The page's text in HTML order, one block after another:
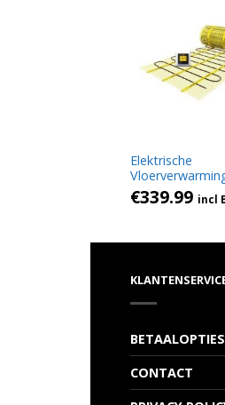
Elektrische
€339.99 incl
BETAALOPTIES
CONTACT